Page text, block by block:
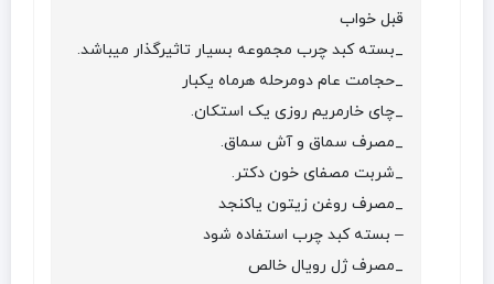
قبل خواب
_بسته کبد چرب مجموعه بسیار تاثیرگذار میباشد.
_حجامت عام دومرحله هرماه یکبار
_چای خارمریم روزی یک استکان.
_مصرف سماق و آش سماق.
_شربت مصفای خون دکتر.
_مصرف روغن زیتون یاکنجد
– بسته کبد چرب استفاده شود
_مصرف ژل رویال خالص